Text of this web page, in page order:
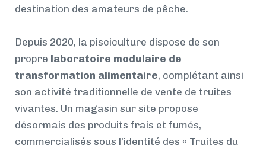
destination des amateurs de pêche.
Depuis 2020, la pisciculture dispose de son
propre laboratoire modulaire de
transformation alimentaire, complétant ainsi
son activité traditionnelle de vente de truites
vivantes. Un magasin sur site propose
désormais des produits frais et fumés,
commercialisés sous l’identité des « Truites du